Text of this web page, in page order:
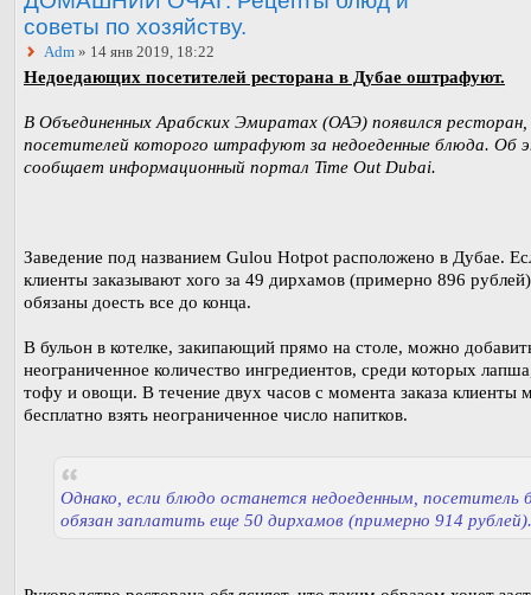
советы по хозяйству.
Adm » 14 янв 2019, 18:22
Недоедающих посетителей ресторана в Дубае оштрафуют.
В Объединенных Арабских Эмиратах (ОАЭ) появился ресторан,
посетителей которого штрафуют за недоеденные блюда. Об
сообщает информационный портал Time Out Dubai.
Заведение под названием Gulou Hotpot расположено в Дубае.
клиенты заказывают хого за 49 дирхамов (примерно 896
обязаны доесть все до конца.
В бульон в котелке, закипающий прямо на столе, можно
неограниченное количество ингредиентов, среди которых
тофу и овощи. В течение двух часов с момента заказа клиенты
бесплатно взять неограниченное число напитков.
Однако, если блюдо останется недоеденным, посетитель
обязан заплатить еще 50 дирхамов (примерно 914 рублей).